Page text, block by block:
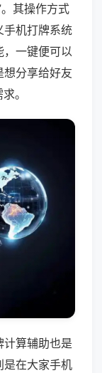
其操作方式
手机打牌系统
一键便可以
想分享给好友
。
计算辅助也是
是在大家手机